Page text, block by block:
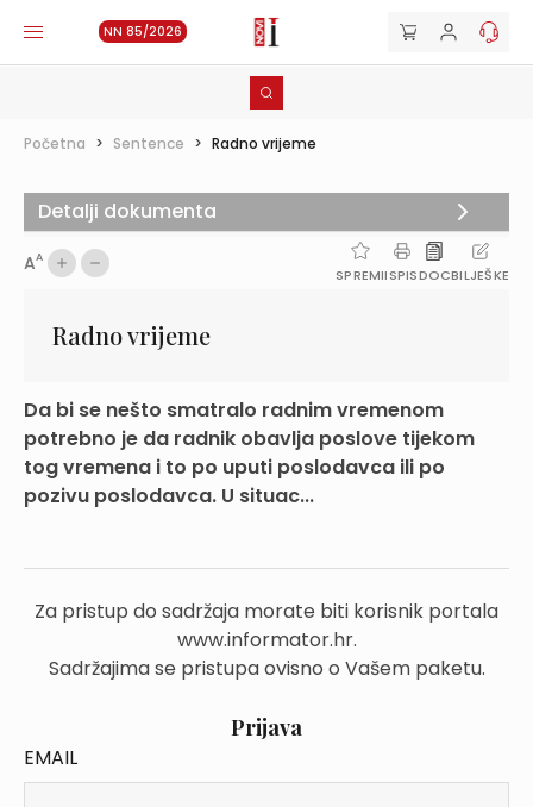
NN 85/2026
Početna > Sentence > Radno vrijeme
AA
SPREMIISPISDOCBILJEŠKE
Radno vrijeme
Da bi se nešto smatralo radnim vremenom
potrebno je da radnik obavlja poslove tijekom
tog vremena i to po uputi poslodavca ili po
pozivu poslodavca. U situac...
Za pristup do sadržaja morate biti korisnik portala
www.informator.hr.
Sadržajima se pristupa ovisno o Vašem paketu.
Prijava
EMAIL
Detalji dokumenta